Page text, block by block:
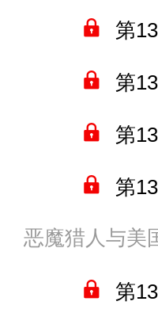
第
第
第
第
恶魔猎人与美
第